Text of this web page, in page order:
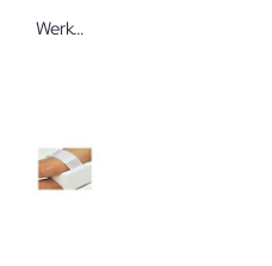
Werkmeister Sitty Basic Lumbalkissen